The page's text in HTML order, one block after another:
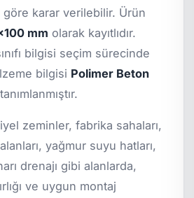
göre karar verilebilir. Ürün
mm olarak kayıtlıdır.
bilgisi seçim sürecinde
bilgisi Polimer Beton
zeminler, fabrika sahaları,
yağmur suyu hatları,
drenajı gibi alanlarda,
ve uygun montaj